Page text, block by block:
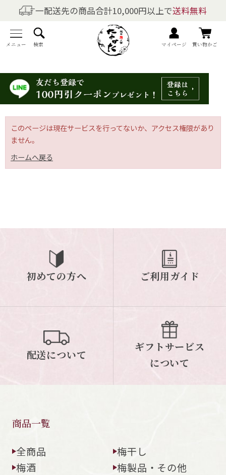
一配送先の商品合計10,000円以上で送料無料
メニュー 検索 マイページ 買い物かご
商品を探す
全商品一覧
梅干しの商品一覧
梅酒の商品一覧
梅製品・その他の商品一覧
メニュー
初めての方へ ご利用ガイド
配送について ギフトサービス
お問い合わせ
0120-12-2486
休業日：日曜・祝日／土曜は不定休
このページは現在サービスを行ってないか、アクセス権限があり
ません。
ホームへ戻る
初めての方へ ご利用ガイド
配送について
ギフトサービス
について
商品一覧
全商品
梅干し
梅酒
梅製品・その他